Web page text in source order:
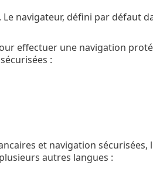
Le navigateur, défini par défaut
effectuer une navigation
:
et navigation sécurisées,
autres langues :